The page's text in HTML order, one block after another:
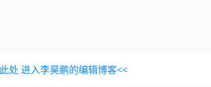
处 进入李昊鹏的编辑博客<<